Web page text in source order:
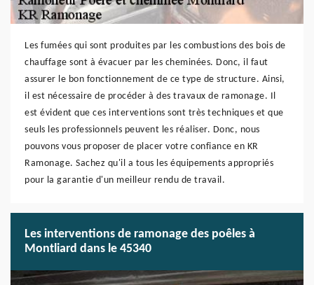
Les fumées qui sont produites par les combustions des bois de
chauffage sont à évacuer par les cheminées. Donc, il faut
assurer le bon fonctionnement de ce type de structure. Ainsi,
il est nécessaire de procéder à des travaux de ramonage. Il
est évident que ces interventions sont très techniques et que
seuls les professionnels peuvent les réaliser. Donc, nous
pouvons vous proposer de placer votre confiance en KR
Ramonage. Sachez qu'il a tous les équipements appropriés
pour la garantie d'un meilleur rendu de travail.
Les interventions de ramonage des poêles à
Montliard dans le 45340